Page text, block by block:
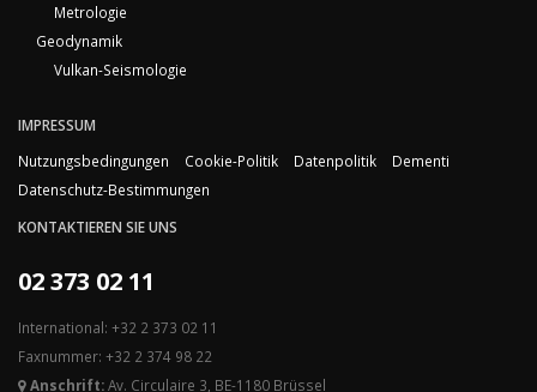
Metrologie
Geodynamik
Vulkan-Seismologie
IMPRESSUM
Nutzungsbedingungen
Cookie-Politik Datenpolitik
Dementi
Datenschutz-Bestimmungen
KONTAKTIEREN SIE UNS
02 373 02 11
International: +32 2 373 02 11
Faxnummer: +32 2 374 98 22
Anschrift:Av. Circulaire 3, BE-1180 Brüssel